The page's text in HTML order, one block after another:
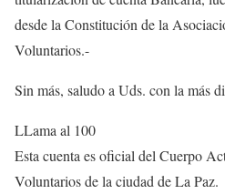
desde la Constitución de la
Voluntarios.-
Sin más, saludo a Uds. con la más
LLama al 100
Esta cuenta es oficial del Cuerpo
Voluntarios de la ciudad de La Paz.